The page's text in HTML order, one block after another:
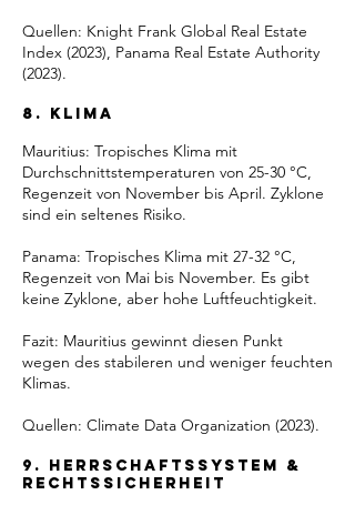
Quellen: Knight Frank Global Real Estate
Index (2023), Panama Real Estate Authority
(2023).
8. Klima
Mauritius: Tropisches Klima mit
Durchschnittstemperaturen von 25-30 °C,
Regenzeit von November bis April. Zyklone
sind ein seltenes Risiko.
Panama: Tropisches Klima mit 27-32 °C,
Regenzeit von Mai bis November. Es gibt
keine Zyklone, aber hohe Luftfeuchtigkeit.
Fazit: Mauritius gewinnt diesen Punkt
wegen des stabileren und weniger feuchten
Klimas.
Quellen: Climate Data Organization (2023).
9. Herrschaftssystem &
Rechtssicherheit